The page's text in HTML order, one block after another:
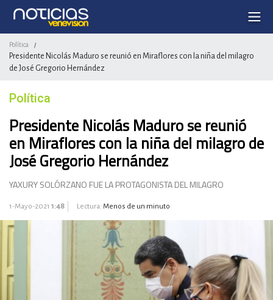
Política /
Presidente Nicolás Maduro se reunió en Miraflores con la niña del milagro
de José Gregorio Hernández
Política
Presidente Nicolás Maduro se reunió
en Miraflores con la niña del milagro de
José Gregorio Hernández
YAXURY SOLÓRZANO FUE LA PROTAGONISTA DEL MILAGRO
1-Mayo-2021 1:48 Lectura: Menos de un minuto